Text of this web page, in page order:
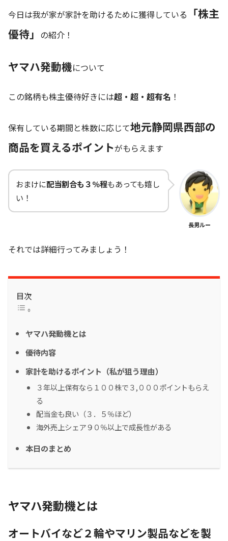
今日は我が家が家計を助けるために獲得している
「株主
優待」 の紹介！
ヤマハ発動機について
この銘柄も株主優待好きには超・超・超有名 ！
保有している期間と株数に応じて地元静岡県西部の
商品を買えるポイントがもらえます
おまけに配当割合も３％程もあっても嬉し
い！
長男ルー
それでは詳細行ってみましょう！
目次
ヤマハ発動機とは
優待内容
家計を助けるポイント（私が狙う理由）
３年以上保有なら１００株で３,０００ポイントもらえ
る
配当金も良い（３．５％ほど）
海外売上シェア９０％以上で成長性がある
本日のまとめ
ヤマハ発動機とは
オートバイなど２輪やマリン製品などを製